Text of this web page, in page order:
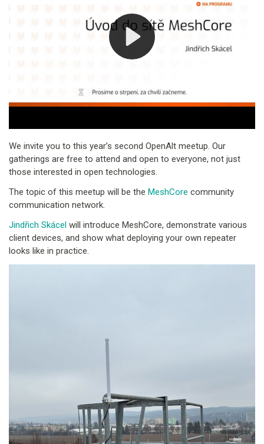
We invite you to this year’s second OpenAlt meetup. Our
gatherings are free to attend and open to everyone, not just
those interested in open technologies.
The topic of this meetup will be the MeshCore community
communication network.
Jindřich Skácel will introduce MeshCore, demonstrate various
client devices, and show what deploying your own repeater
looks like in practice.